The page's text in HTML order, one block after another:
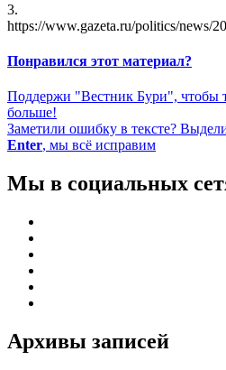
3.
https://www.gazeta.ru/politics/news/
Понравился этот материал?
Поддержи "Вестник Бури", чтобы
больше!
Заметили ошибку в тексте?
Enter, мы всё исправим
Мы в социальных
Архивы записей